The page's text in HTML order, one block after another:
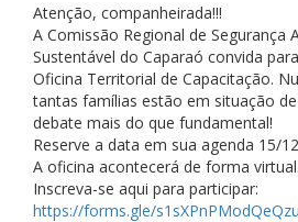
Atenção, companheirada!!!
A Comissão Regional de Segurança
Sustentável do Caparaó convida
Oficina Territorial de Capacitação.
tantas famílias estão em situação
debate mais do que fundamental!
Reserve a data em sua agenda 15/
A oficina acontecerá de forma virtual.
Inscreva-se aqui para participar:
https://forms.gle/